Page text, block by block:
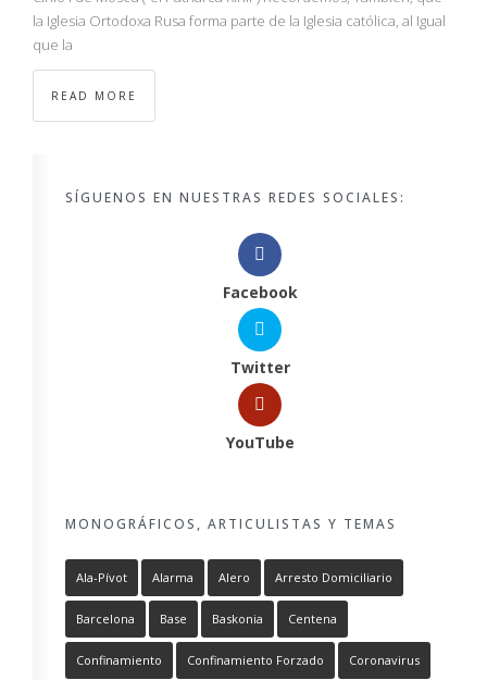
la Iglesia Ortodoxa Rusa forma parte de la Iglesia católica, al Igual
que la
READ MORE
SÍGUENOS EN NUESTRAS REDES SOCIALES:
Facebook
Twitter
YouTube
MONOGRÁFICOS, ARTICULISTAS Y TEMAS
Ala-Pívot Alarma Alero Arresto Domiciliario
Barcelona Base Baskonia Centena
Confinamiento Confinamiento Forzado Coronavirus